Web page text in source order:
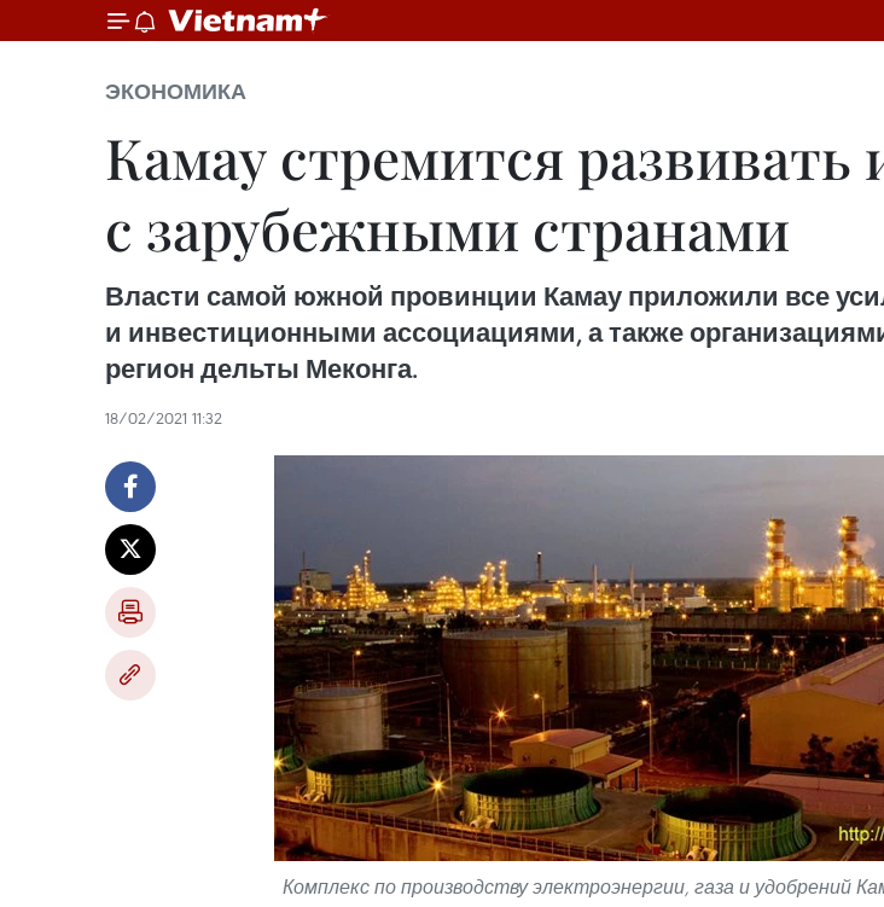
ЭКОНОМИКА
Камау стремится
с зарубежными странами
Власти самой южной провинции Камау приложили все
и инвестиционными ассоциациями, а также
регион дельты Меконга.
18/02/2021 11:32
Комплекс по производству электроэнергии, газа и удобрений